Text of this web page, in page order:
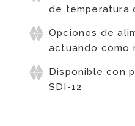
de temperatura
Opciones de
actuando como
Disponible con
SDI-12